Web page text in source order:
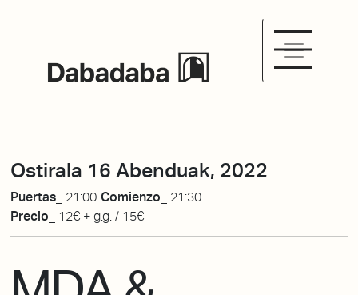
Ostirala 16 Abenduak, 2022
Puertas_ 21:00 Comienzo_ 21:30
Precio_
12€ + g.g. / 15€